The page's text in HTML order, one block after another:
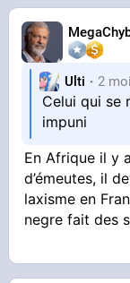
Ulti 2
Celui qui se
impuni
En Afrique il y
d’émeutes, il
laxisme en
negre fait des